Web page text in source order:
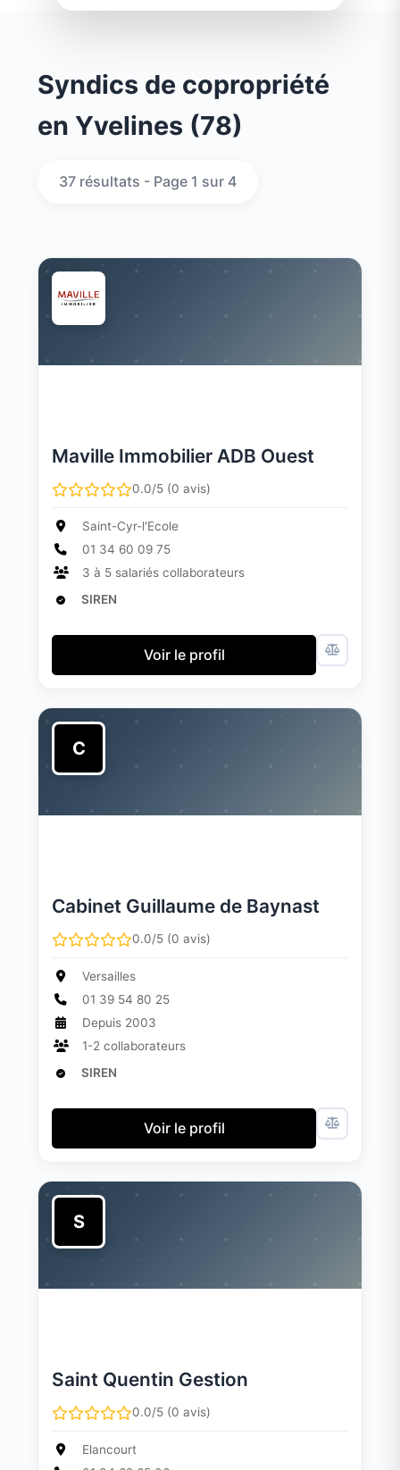
Syndics de copropriété
en Yvelines (78)
37 résultats - Page 1 sur 4
Maville Immobilier ADB Ouest
0.0/5 (0 avis)
Saint-Cyr-l'Ecole
01 34 60 09 75
3 à 5 salariés collaborateurs
SIREN
Voir le profil
C
Cabinet Guillaume de Baynast
0.0/5 (0 avis)
Versailles
01 39 54 80 25
Depuis 2003
1-2 collaborateurs
SIREN
Voir le profil
S
Saint Quentin Gestion
0.0/5 (0 avis)
Elancourt